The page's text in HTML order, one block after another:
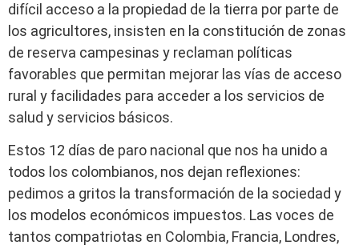
difícil acceso a la propiedad de la tierra por parte de
los agricultores, insisten en la constitución de zonas
de reserva campesinas y reclaman políticas
favorables que permitan mejorar las vías de acceso
rural y facilidades para acceder a los servicios de
salud y servicios básicos.
Estos 12 días de paro nacional que nos ha unido a
todos los colombianos, nos dejan reflexiones:
pedimos a gritos la transformación de la sociedad y
los modelos económicos impuestos. Las voces de
tantos compatriotas en Colombia, Francia, Londres,